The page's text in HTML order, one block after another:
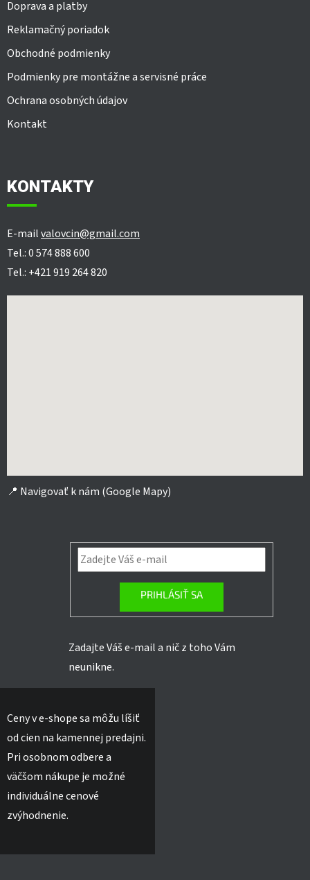
Doprava a platby
Reklamačný poriadok
Obchodné podmienky
Podmienky pre montážne a servisné práce
Ochrana osobných údajov
Kontakt
KONTAKTY
E-mailvalovcin@gmail.com
Tel.: 0 574 888 600
Tel.: +421 919 264 820
📍 Navigovať k nám (Google Mapy)
PRIHLÁSIŤ SA
Zadajte Váš e-mail a nič z toho Vám
neunikne.
Ceny v e-shope sa môžu líšiť
od cien na kamennej predajni.
Pri osobnom odbere a
väčšom nákupe je možné
individuálne cenové
zvýhodnenie.